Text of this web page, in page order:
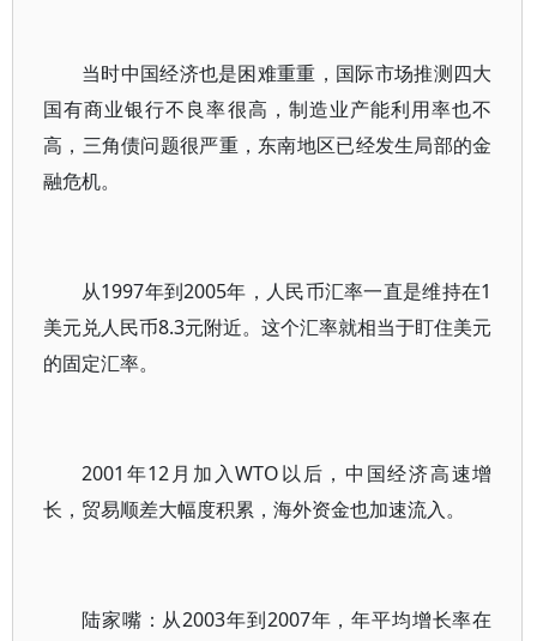
当时中国经济也是困难重重，国际市场推测四大
国有商业银行不良率很高，制造业产能利用率也不
高，三角债问题很严重，东南地区已经发生局部的金
融危机。
从1997年到2005年，人民币汇率一直是维持在1
美元兑人民币8.3元附近。这个汇率就相当于盯住美元
的固定汇率。
2001年12月加入WTO以后，中国经济高速增
长，贸易顺差大幅度积累，海外资金也加速流入。
陆家嘴：从2003年到2007年，年平均增长率在